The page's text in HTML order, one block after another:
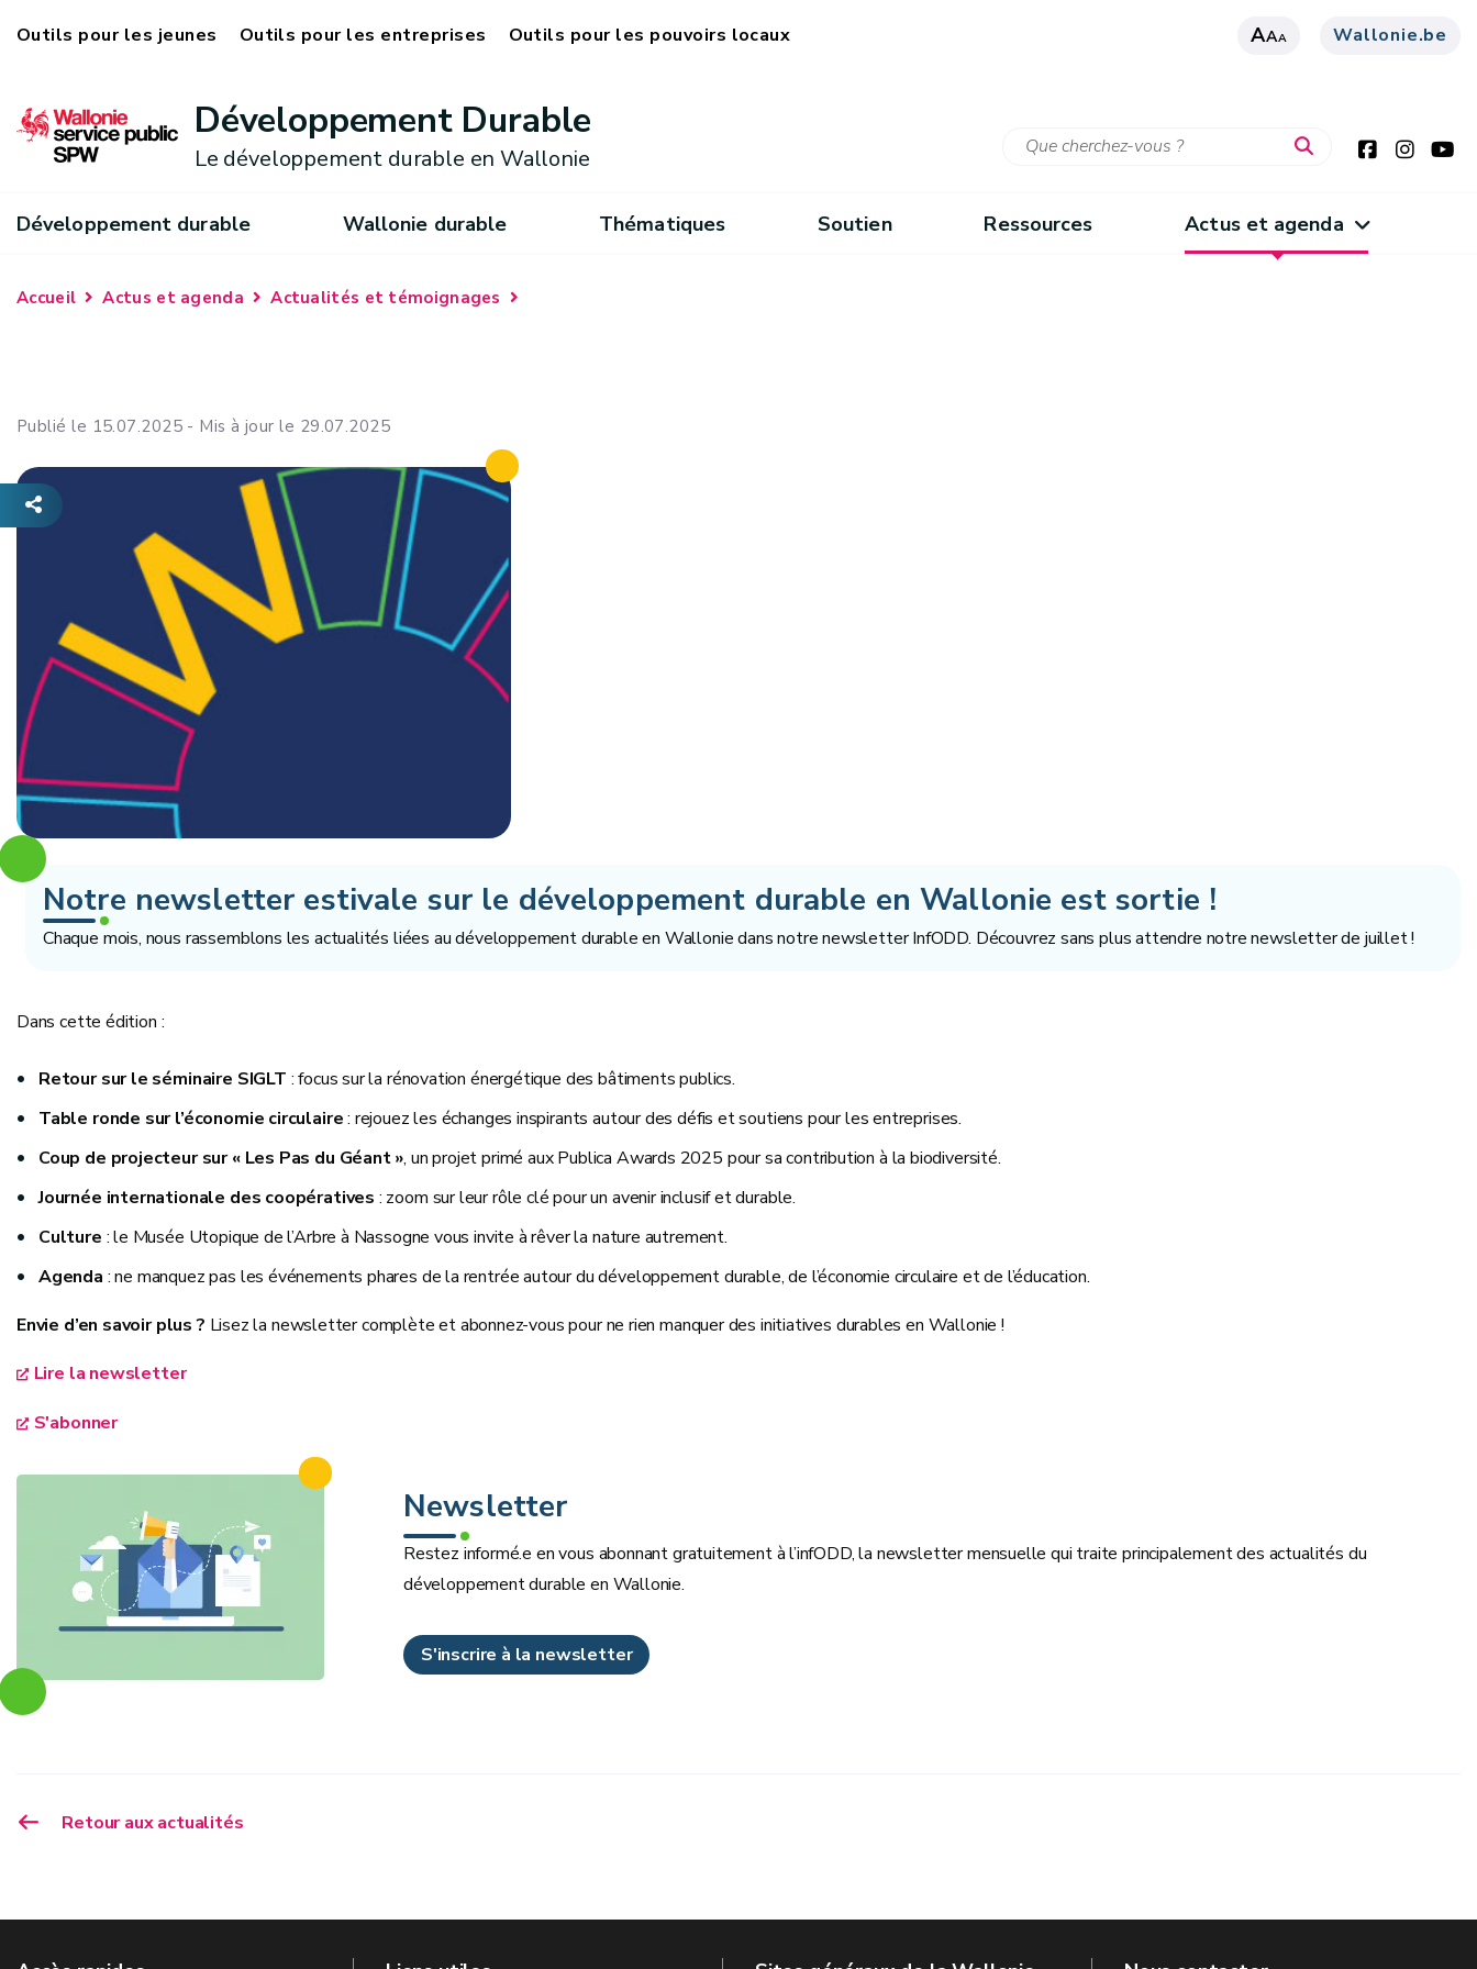
Outils pour les jeunes Outils pour les entreprises Outils pour les pouvoirs locaux AAA Wallonie.be
Développement Durable
Le développement durable en Wallonie
Développement durable Wallonie durable Thématiques Soutien Ressources Actus et agenda
Accueil Actus et agenda Actualités et témoignages
Publié le 15.07.2025 - Mis à jour le 29.07.2025
Notre newsletter estivale sur le développement durable en Wallonie est sortie !
Chaque mois, nous rassemblons les actualités liées au développement durable en Wallonie dans notre newsletter InfODD. Découvrez sans plus attendre notre newsletter de juillet !
Dans cette édition :
Retour sur le séminaire SIGLT : focus sur la rénovation énergétique des bâtiments publics.
Table ronde sur l’économie circulaire: rejouez les échanges inspirants autour des défis et soutiens pour les entreprises.
Coup de projecteur sur « Les Pas du Géant », un projet primé aux Publica Awards 2025 pour sa contribution à la biodiversité.
Journée internationale des coopératives : zoom sur leur rôle clé pour un avenir inclusif et durable.
Culture : le Musée Utopique de l’Arbre à Nassogne vous invite à rêver la nature autrement.
Agenda : ne manquez pas les événements phares de la rentrée autour du développement durable, de l’économie circulaire et de l’éducation.
Envie d’en savoir plus ? Lisez la newsletter complète et abonnez-vous pour ne rien manquer des initiatives durables en Wallonie !
Lire la newsletter
S'abonner
Newsletter
Restez informé.e en vous abonnant gratuitement à l’infODD, la newsletter mensuelle qui traite principalement des actualités du
développement durable en Wallonie.
S'inscrire à la newsletter
Retour aux actualités